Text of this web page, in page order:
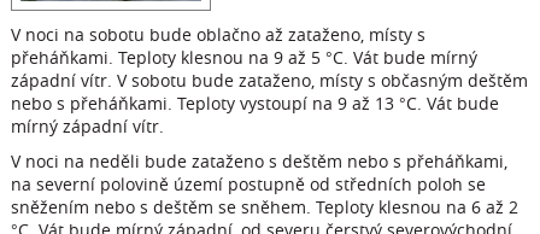
V noci na sobotu bude oblačno až zataženo, místy s
přeháňkami. Teploty klesnou na 9 až 5 °C. Vát bude mírný
západní vítr. V sobotu bude zataženo, místy s občasným deštěm
nebo s přeháňkami. Teploty vystoupí na 9 až 13 °C. Vát bude
mírný západní vítr.
V noci na neděli bude zataženo s deštěm nebo s přeháňkami,
na severní polovině území postupně od středních poloh se
sněžením nebo s deštěm se sněhem. Teploty klesnou na 6 až 2
°C. Vát bude mírný západní, od severu čerstvý severovýchodní